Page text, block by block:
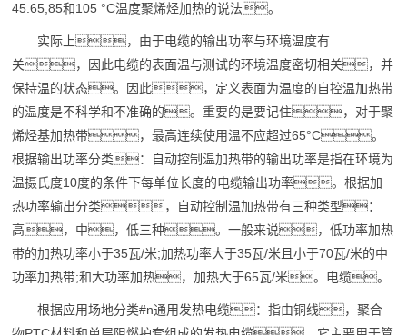
45.65,85和105 °C温度聚烯烃加热的说法。
实际上，由于电缆的输出功率与环境温度有
关，因此电缆的表面温与测试的环境温度密切相关，并
保持温的状态。因此，定义表面为温度的自控温加热带
的温度是不科学和不准确的。重要的是要记住，对于聚
烯烃基加热带，最高连续使用温不应超过65°C。
根据输出功率分类：自动控制温加热带的输出功率是指在环境为
温摄氏度10度的条件下每单位长度的电缆输出功率。根据加
热功率输出分类，自动控制温加热带有三种类型：
高，中，低三种。一般来说，低功率加热
带的加热功率小于35瓦/米;加热功率大于35瓦/米且小于70瓦/米的中
功率加热带;和大功率加热，加热大于65瓦/米。电缆。
根据应用场地分类#n通用发热电缆：指由铜线，聚合